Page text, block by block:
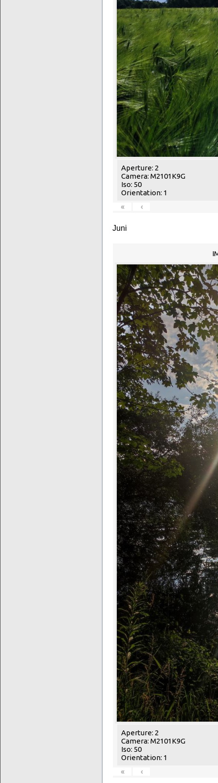
Aperture: 2
Camera: M2101K9G
Iso: 50
Orientation: 1
«
‹
Juni
Aperture: 2
Camera: M2101K9G
Iso: 50
Orientation: 1
«
‹